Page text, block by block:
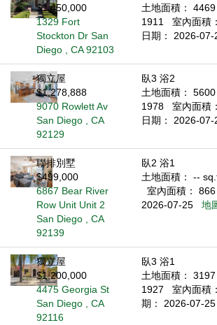
$1,450,000
1329 Fort
Stockton Dr San
Diego , CA 92103
土地面積：
1911
室內面積
日期： 2026-07-
獨立屋
$1,278,888
9070 Rowlett Av
San Diego , CA
92129
臥3 浴2
土地面積：
1978
室內面積
日期： 2026-07-
聯排別墅
$499,000
6867 Bear River
Row Unit Unit 2
San Diego , CA
92139
臥2 浴1
土地面積： --
室內面積：
2026-07-25
地
獨立屋
$1,200,000
4475 Georgia St
San Diego , CA
92116
臥3 浴1
土地面積：
1927
室內面積
期： 2026-07-25